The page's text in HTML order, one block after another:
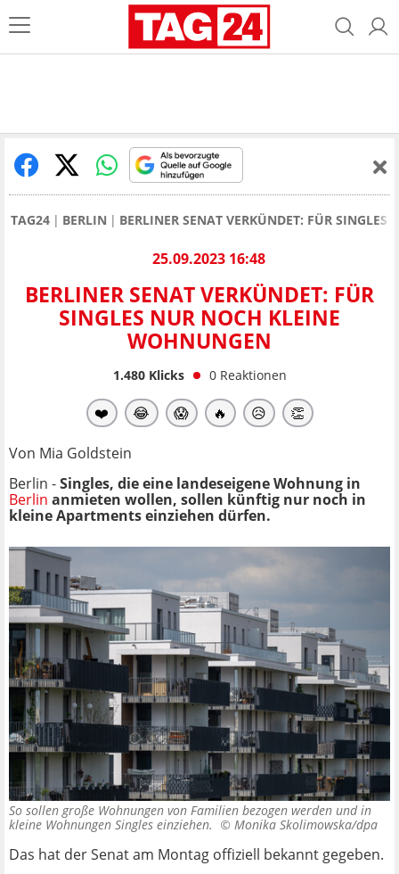
TAG24 BERLIN BERLINER SENAT VERKÜNDET: FÜR
25.09.2023 16:48
BERLINER SENAT VERKÜNDET: FÜR
SINGLES NUR NOCH KLEINE
WOHNUNGEN
1.480Klicks 0 Reaktionen
❤️ 😂 😱 🔥 😥 👏
Von Mia Goldstein
Berlin -Singles, die eine landeseigene Wohnung in
Berlin anmieten wollen, sollen künftig nur noch in
kleine Apartments einziehen dürfen.
So sollen große Wohnungen von Familien bezogen werden und in
kleine Wohnungen Singles einziehen. © Monika Skolimowska/dpa
Das hat der Senat am Montag offiziell bekannt gegeben.